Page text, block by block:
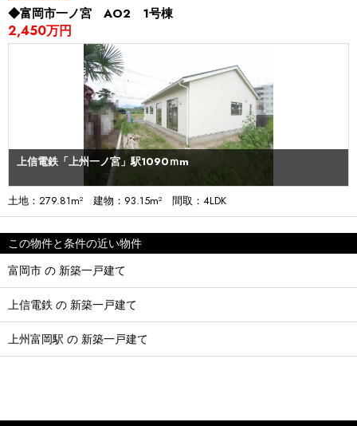
◆富岡市一ノ宮 AO2 1号棟
2,450万円
上信電鉄「上州一ノ宮」駅1090ｍm
土地：279.81m² 建物：93.15m² 間取：4LDK
この物件と条件の近い物件
富岡市 の 新築一戸建て
上信電鉄 の 新築一戸建て
上州富岡駅 の 新築一戸建て